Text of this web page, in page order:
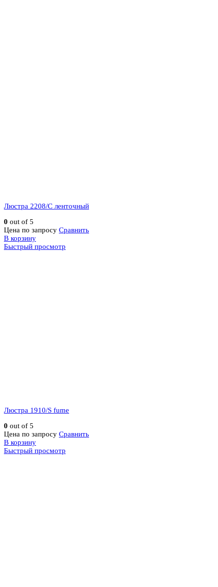
Люстра 2208/C ленточный
0 out of 5
Цена по запросу Сравнить
В корзину
Быстрый просмотр
Люстра 1910/S fume
0 out of 5
Цена по запросу Сравнить
В корзину
Быстрый просмотр